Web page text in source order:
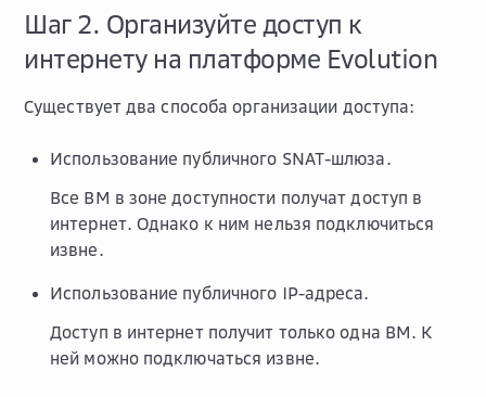
Шаг 2. Организуйте доступ к
интернету на платформе Evolution
Существует два способа организации доступа:
Использование публичного SNAT-шлюза.
Все ВМ в зоне доступности получат доступ в
интернет. Однако к ним нельзя подключиться
извне.
Использование публичного IP-адреса.
Доступ в интернет получит только одна ВМ. К
ней можно подключаться извне.